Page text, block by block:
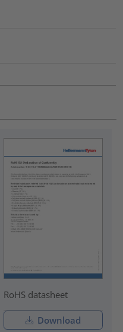
RoHS datasheet
Download